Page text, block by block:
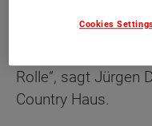
Bewohnern genutzt
flexible Grundrisse,
Rolle“, sagt Jürgen
Country Haus.
Cookies